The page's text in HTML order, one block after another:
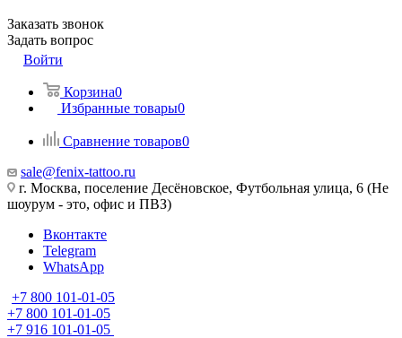
Заказать звонок
Задать вопрос
Войти
Корзина0
Избранные товары0
Сравнение товаров0
sale@fenix-tattoo.ru
г. Москва, поселение Десёновское, Футбольная улица, 6 (Не
шоурум - это, офис и ПВЗ)
Вконтакте
Telegram
WhatsApp
+7 800 101-01-05
+7 800 101-01-05
+7 916 101-01-05